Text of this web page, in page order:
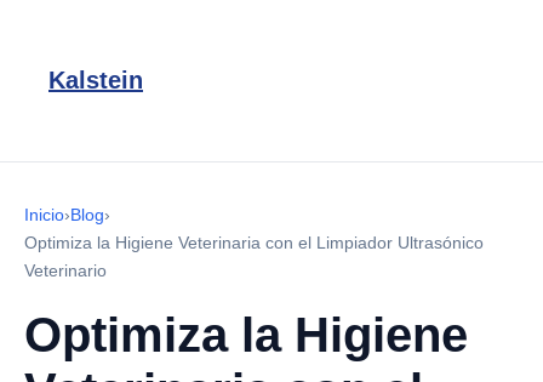
Kalstein
Inicio›Blog›
Optimiza la Higiene Veterinaria con el Limpiador Ultrasónico
Veterinario
Optimiza la Higiene